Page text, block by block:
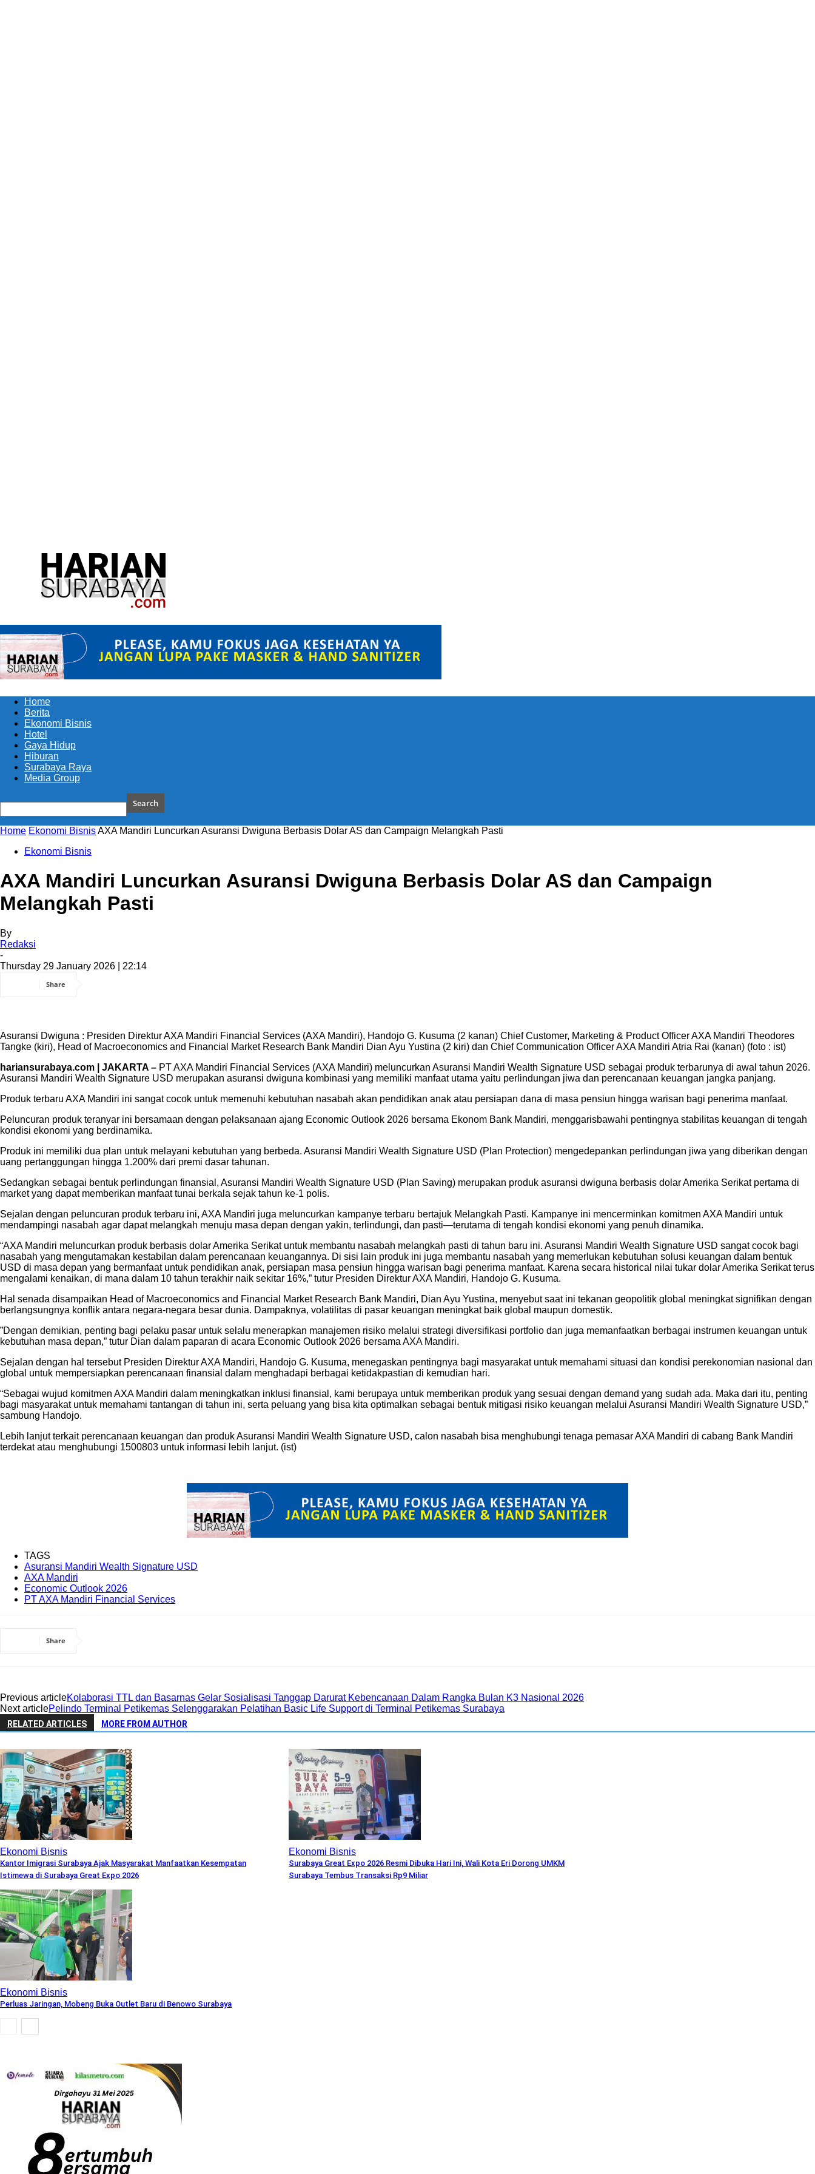
Surabaya
Home
Berita
Ekonomi Bisnis
Hotel
Gaya Hidup
Hiburan
Surabaya Raya
Media Group
Home Ekonomi BisnisAXA Mandiri Luncurkan Asuransi Dwiguna Berbasis Dolar AS dan Campaign Melangkah Pasti
Ekonomi Bisnis
AXA Mandiri Luncurkan Asuransi Dwiguna Berbasis Dolar AS dan Campaign
Melangkah Pasti
By
Redaksi
-
Thursday 29 January 2026 | 22:14
Share
Asuransi Dwiguna : Presiden Direktur AXA Mandiri Financial Services (AXA Mandiri), Handojo G. Kusuma (2 kanan) Chief Customer, Marketing & Product Officer AXA Mandiri Theodores
Tangke (kiri), Head of Macroeconomics and Financial Market Research Bank Mandiri Dian Ayu Yustina (2 kiri) dan Chief Communication Officer AXA Mandiri Atria Rai (kanan) (foto : ist)
hariansurabaya.com | JAKARTA – PT AXA Mandiri Financial Services (AXA Mandiri) meluncurkan Asuransi Mandiri Wealth Signature USD sebagai produk terbarunya di awal tahun 2026.
Asuransi Mandiri Wealth Signature USD merupakan asuransi dwiguna kombinasi yang memiliki manfaat utama yaitu perlindungan jiwa dan perencanaan keuangan jangka panjang.
Produk terbaru AXA Mandiri ini sangat cocok untuk memenuhi kebutuhan nasabah akan pendidikan anak atau persiapan dana di masa pensiun hingga warisan bagi penerima manfaat.
Peluncuran produk teranyar ini bersamaan dengan pelaksanaan ajang Economic Outlook 2026 bersama Ekonom Bank Mandiri, menggarisbawahi pentingnya stabilitas keuangan di tengah
kondisi ekonomi yang berdinamika.
Produk ini memiliki dua plan untuk melayani kebutuhan yang berbeda. Asuransi Mandiri Wealth Signature USD (Plan Protection) mengedepankan perlindungan jiwa yang diberikan dengan
uang pertanggungan hingga 1.200% dari premi dasar tahunan.
Sedangkan sebagai bentuk perlindungan finansial, Asuransi Mandiri Wealth Signature USD (Plan Saving) merupakan produk asuransi dwiguna berbasis dolar Amerika Serikat pertama di
market yang dapat memberikan manfaat tunai berkala sejak tahun ke-1 polis.
Sejalan dengan peluncuran produk terbaru ini, AXA Mandiri juga meluncurkan kampanye terbaru bertajuk Melangkah Pasti. Kampanye ini mencerminkan komitmen AXA Mandiri untuk
mendampingi nasabah agar dapat melangkah menuju masa depan dengan yakin, terlindungi, dan pasti—terutama di tengah kondisi ekonomi yang penuh dinamika.
“AXA Mandiri meluncurkan produk berbasis dolar Amerika Serikat untuk membantu nasabah melangkah pasti di tahun baru ini. Asuransi Mandiri Wealth Signature USD sangat cocok bagi
nasabah yang mengutamakan kestabilan dalam perencanaan keuangannya. Di sisi lain produk ini juga membantu nasabah yang memerlukan kebutuhan solusi keuangan dalam bentuk
USD di masa depan yang bermanfaat untuk pendidikan anak, persiapan masa pensiun hingga warisan bagi penerima manfaat. Karena secara historical nilai tukar dolar Amerika Serikat terus
mengalami kenaikan, di mana dalam 10 tahun terakhir naik sekitar 16%,” tutur Presiden Direktur AXA Mandiri, Handojo G. Kusuma.
Hal senada disampaikan Head of Macroeconomics and Financial Market Research Bank Mandiri, Dian Ayu Yustina, menyebut saat ini tekanan geopolitik global meningkat signifikan dengan
berlangsungnya konflik antara negara-negara besar dunia. Dampaknya, volatilitas di pasar keuangan meningkat baik global maupun domestik.
”Dengan demikian, penting bagi pelaku pasar untuk selalu menerapkan manajemen risiko melalui strategi diversifikasi portfolio dan juga memanfaatkan berbagai instrumen keuangan untuk
kebutuhan masa depan,” tutur Dian dalam paparan di acara Economic Outlook 2026 bersama AXA Mandiri.
Sejalan dengan hal tersebut Presiden Direktur AXA Mandiri, Handojo G. Kusuma, menegaskan pentingnya bagi masyarakat untuk memahami situasi dan kondisi perekonomian nasional dan
global untuk mempersiapkan perencanaan finansial dalam menghadapi berbagai ketidakpastian di kemudian hari.
“Sebagai wujud komitmen AXA Mandiri dalam meningkatkan inklusi finansial, kami berupaya untuk memberikan produk yang sesuai dengan demand yang sudah ada. Maka dari itu, penting
bagi masyarakat untuk memahami tantangan di tahun ini, serta peluang yang bisa kita optimalkan sebagai bentuk mitigasi risiko keuangan melalui Asuransi Mandiri Wealth Signature USD,”
sambung Handojo.
Lebih lanjut terkait perencanaan keuangan dan produk Asuransi Mandiri Wealth Signature USD, calon nasabah bisa menghubungi tenaga pemasar AXA Mandiri di cabang Bank Mandiri
terdekat atau menghubungi 1500803 untuk informasi lebih lanjut. (ist)
TAGS
Asuransi Mandiri Wealth Signature USD
AXA Mandiri
Economic Outlook 2026
PT AXA Mandiri Financial Services
Share
Previous articleKolaborasi TTL dan Basarnas Gelar Sosialisasi Tanggap Darurat Kebencanaan Dalam Rangka Bulan K3 Nasional 2026
Next articlePelindo Terminal Petikemas Selenggarakan Pelatihan Basic Life Support di Terminal Petikemas Surabaya
RELATED ARTICLES MORE FROM AUTHOR
Ekonomi Bisnis
Kantor Imigrasi Surabaya Ajak Masyarakat Manfaatkan Kesempatan
Istimewa di Surabaya Great Expo 2026
Ekonomi Bisnis
Surabaya Great Expo 2026 Resmi Dibuka Hari Ini, Wali Kota Eri Dorong UMKM
Surabaya Tembus Transaksi Rp9 Miliar
Ekonomi Bisnis
Perluas Jaringan, Mobeng Buka Outlet Baru di Benowo Surabaya